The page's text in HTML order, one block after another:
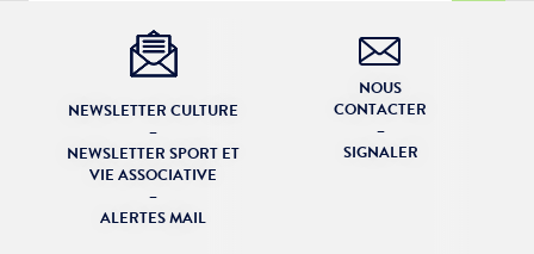
NEWSLETTER CULTURE
–
NEWSLETTER SPORT ET
VIE ASSOCIATIVE
–
ALERTES MAIL
NOUS
CONTACTER
–
SIGNALER